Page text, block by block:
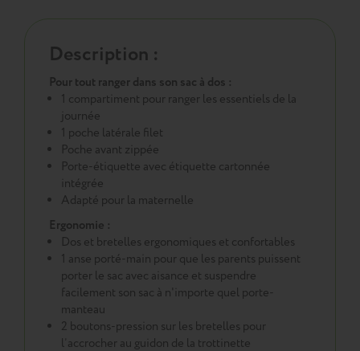
Description :
Pour tout ranger dans son sac à dos :
1 compartiment pour ranger les essentiels de la
journée
1 poche latérale filet
Poche avant zippée
Porte-étiquette avec étiquette cartonnée
intégrée
Adapté pour la maternelle
Ergonomie :
Dos et bretelles ergonomiques et confortables
1 anse porté-main pour que les parents puissent
porter le sac avec aisance et suspendre
facilement son sac à n'importe quel porte-
manteau
2 boutons-pression sur les bretelles pour
l’accrocher au guidon de la trottinette